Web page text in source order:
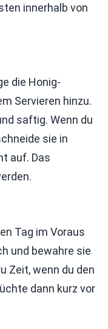
innerhalb von
die Honig-
Servieren hinzu.
saftig. Wenn du
sie in
auf. Das
Tag im Voraus
und bewahre sie
Zeit, wenn du den
dann kurz vor